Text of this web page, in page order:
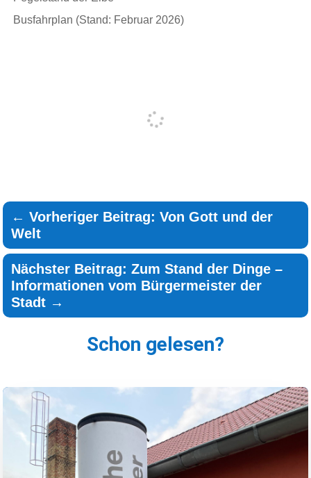
Busfahrplan (Stand: Februar 2026)
←Vorheriger Beitrag: Von Gott und der
Welt
Nächster Beitrag: Zum Stand der Dinge –
Informationen vom Bürgermeister der
Stadt →
Schon gelesen?